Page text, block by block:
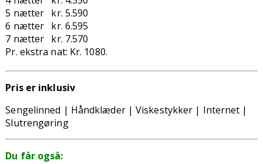
5 nætter kr. 5.590
6 nætter kr. 6.595
7 nætter kr. 7.570
Pr. ekstra nat: Kr. 1080.
Pris er inklusiv
Sengelinned | Håndklæder | Viskestykker | Internet |
Slutrengøring
Du får også: